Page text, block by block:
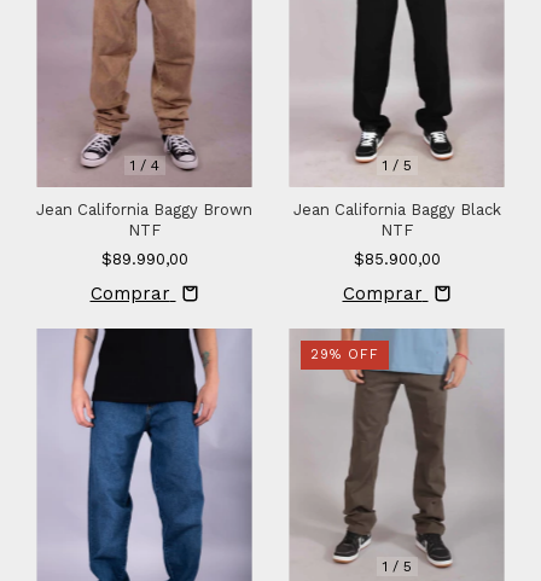
1 / 4
Jean California Baggy Brown
NTF
$89.990,00
Comprar
1 / 5
Jean California Baggy Black
NTF
$85.900,00
Comprar
1 / 5
29% OFF